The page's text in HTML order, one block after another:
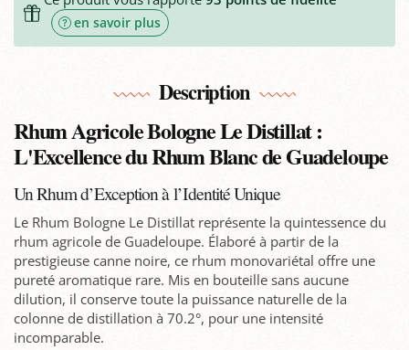
en savoir plus
Description
Rhum Agricole Bologne Le Distillat :
L'Excellence du Rhum Blanc de Guadeloupe
Un Rhum d’Exception à l’Identité Unique
Le Rhum Bologne Le Distillat représente la quintessence du
rhum agricole de Guadeloupe. Élaboré à partir de la
prestigieuse canne noire, ce rhum monovariétal offre une
pureté aromatique rare. Mis en bouteille sans aucune
dilution, il conserve toute la puissance naturelle de la
colonne de distillation à 70.2°, pour une intensité
incomparable.